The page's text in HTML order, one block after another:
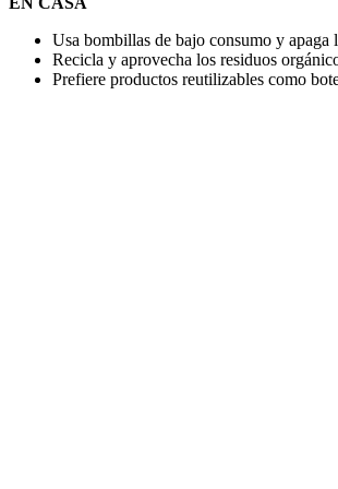
Usa bombillas de bajo consumo y apaga
Recicla y aprovecha los residuos
Prefiere productos reutilizables como